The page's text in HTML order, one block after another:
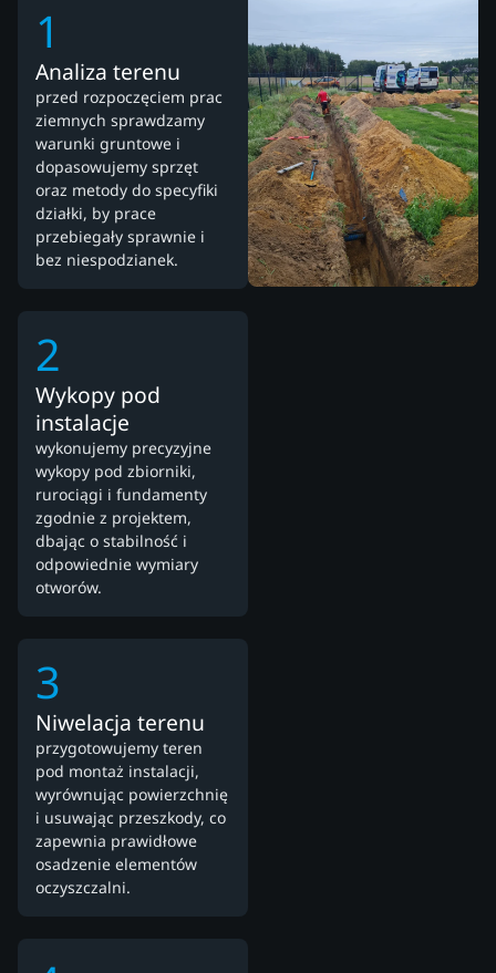
1
Analiza terenu
przed rozpoczęciem prac
ziemnych sprawdzamy
warunki gruntowe i
dopasowujemy sprzęt
oraz metody do specyfiki
działki, by prace
przebiegały sprawnie i
bez niespodzianek.
2
Wykopy pod
instalacje
wykonujemy precyzyjne
wykopy pod zbiorniki,
rurociągi i fundamenty
zgodnie z projektem,
dbając o stabilność i
odpowiednie wymiary
otworów.
3
Niwelacja terenu
przygotowujemy teren
pod montaż instalacji,
wyrównując powierzchnię
i usuwając przeszkody, co
zapewnia prawidłowe
osadzenie elementów
oczyszczalni.